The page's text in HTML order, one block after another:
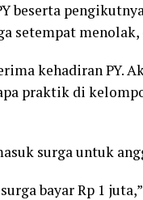
beserta
setempat
kehadiran PY.
praktik di
surga untuk
bayar Rp 1